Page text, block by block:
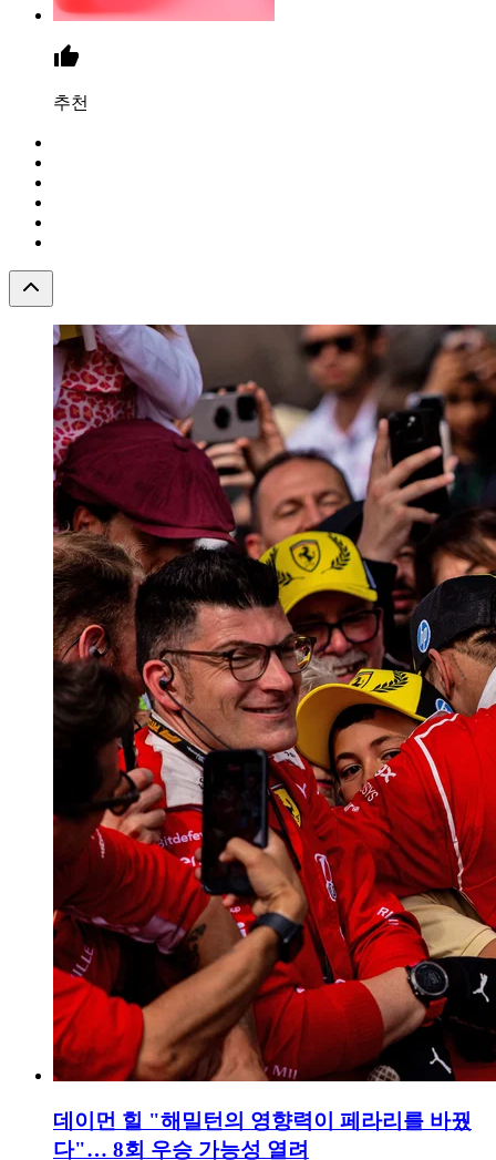
추천
데이먼 힐 "해밀턴의 영향력이 페라리를 바꿨
다"… 8회 우승 가능성 열려